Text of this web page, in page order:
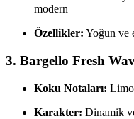
modern
Özellikler: Yoğun ve
3. Bargello Fresh
Koku Notaları:
Karakter: Dinamik